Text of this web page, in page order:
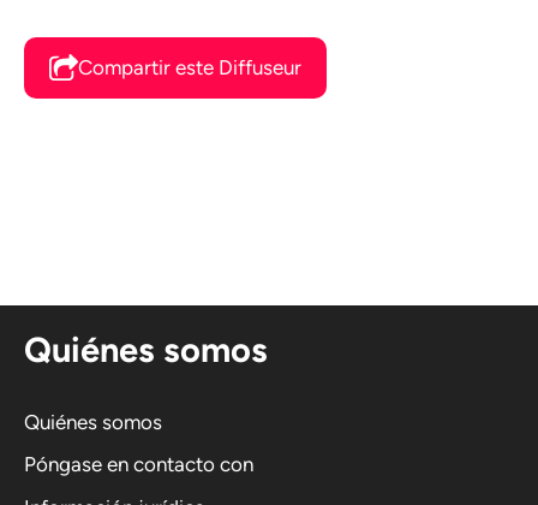
Compartir este Diffuseur
Quiénes somos
Quiénes somos
Póngase en contacto con